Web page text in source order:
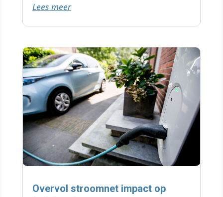
Limburg staan voor je klaar.
Lees meer
Overvol stroomnet impact op